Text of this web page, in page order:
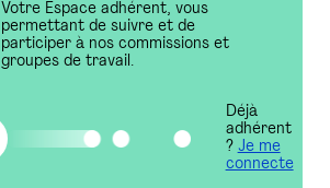
Votre Espace adhérent, vous
permettant de suivre et de
participer à nos commissions et
groupes de travail.
Déjà
adhérent
? Je me
connecte